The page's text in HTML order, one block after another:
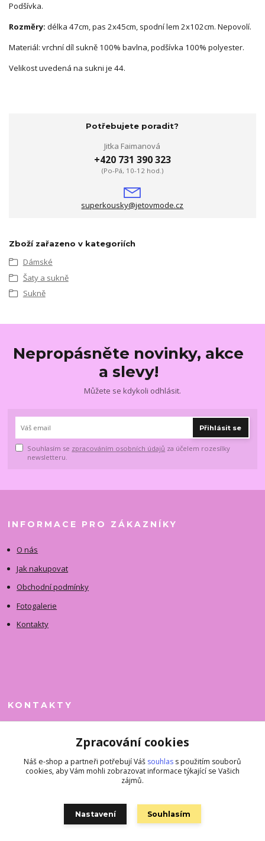
Podšívka.
Rozměry: délka 47cm, pas 2x45cm, spodní lem 2x102cm. Nepovolí.
Materiál: vrchní díl sukně 100% bavlna, podšívka 100% polyester.
Velikost uvedená na sukni je 44.
Potřebujete poradit?
Jitka Faimanová
+420 731 390 323
(Po-Pá, 10-12 hod.)
superkousky@jetovmode.cz
Zboží zařazeno v kategoriích
Dámské
Šaty a sukně
Sukně
Nepropásněte novinky, akce
a slevy!
Můžete se kdykoli odhlásit.
Přihlásit se
Souhlasím se zpracováním osobních údajů za účelem rozesílky
newsletteru.
INFORMACE PRO ZÁKAZNÍKY
O nás
Jak nakupovat
Obchodní podmínky
Fotogalerie
Kontakty
KONTAKTY
+420 731 390 323
superkousky@jetovmode.cz
Zpracování cookies
Náš e-shop a partneři potřebují Váš souhlas s použitím souborů
cookies, aby Vám mohli zobrazovat informace týkající se Vašich
zájmů.
Nastavení Souhlasím